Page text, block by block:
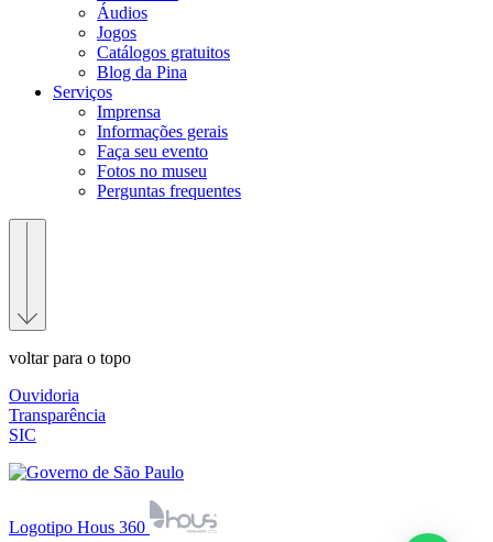
Áudios
Jogos
Catálogos gratuitos
Blog da Pina
Serviços
Imprensa
Informações gerais
Faça seu evento
Fotos no museu
Perguntas frequentes
voltar para o topo
Ouvidoria
Transparência
SIC
Logotipo Hous 360